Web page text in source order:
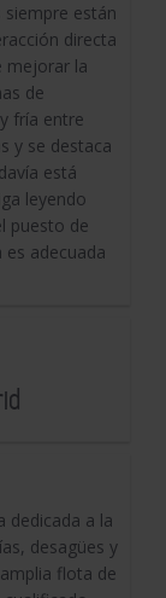
están
directa
mejorar la
de
fría entre
y se destaca
está
leyendo
puesto de
adecuada
dedicada a la
desagües y
flota de